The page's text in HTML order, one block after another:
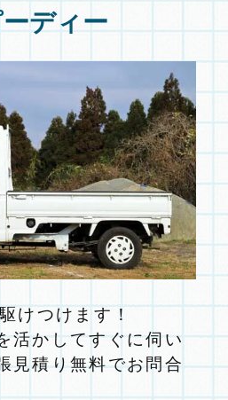
ディー
けつけます！
活かしてすぐに伺い
見積り無料でお問合